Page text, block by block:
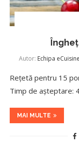
Autor: Echipa eCuisine
Rețetă pentru 15
Timp de așteptare:
MAI MULTE